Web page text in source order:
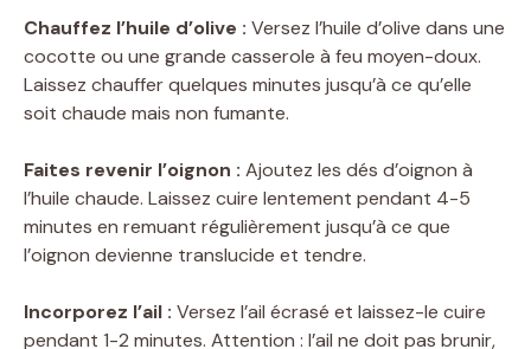
y
V
i
d
e
Chauffez l’huile d’olive : Versez l’huile d’olive dans une
cocotte ou une grande casserole à feu moyen-doux.
Laissez chauffer quelques minutes jusqu’à ce qu’elle
soit chaude mais non fumante.
Faites revenir l’oignon : Ajoutez les dés d’oignon à
l’huile chaude. Laissez cuire lentement pendant 4-5
minutes en remuant régulièrement jusqu’à ce que
l’oignon devienne translucide et tendre.
Incorporez l’ail : Versez l’ail écrasé et laissez-le cuire
pendant 1-2 minutes. Attention : l’ail ne doit pas brunir,